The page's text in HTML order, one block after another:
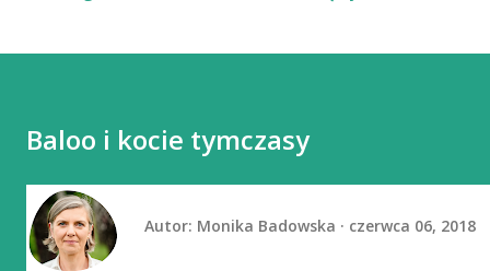
Baloo i kocie tymczasy
Autor: Monika Badowska czerwca 06, 2018